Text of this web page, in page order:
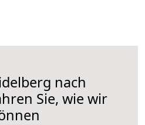
nach
Sie, wie wir